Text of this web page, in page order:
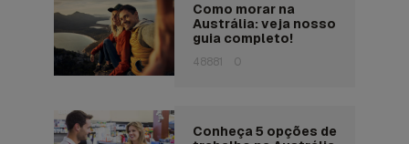
Como morar na
Austrália: veja nosso
guia completo!
48881 0
Conheça 5 opções de